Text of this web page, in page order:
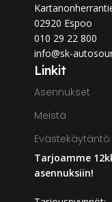
02920 Espoo
010 29 22 800
info@sk-
Linkit
Asennukset
Meistä
Evästekäytäntö
Tarjoamme
asennuksiin!